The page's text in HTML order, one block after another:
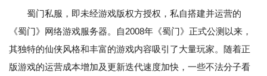
蜀门私服，即未经游戏版权方授权，私自搭建并运营的
《蜀门》网络游戏服务器。自2008年《蜀门》正式公测以来，
其独特的仙侠风格和丰富的游戏内容吸引了大量玩家。随着正
版游戏的运营成本增加及更新迭代速度加快，一些不法分子看